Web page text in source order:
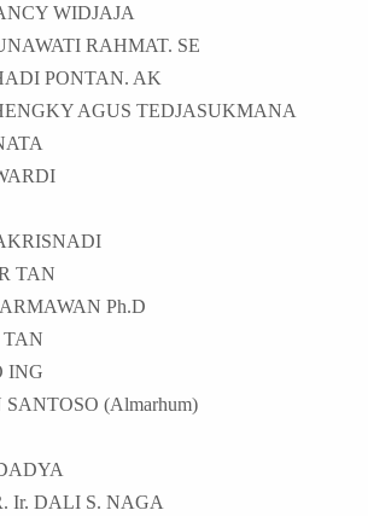
WIDJAJA
RAHMAT. SE
PONTAN. AK
AGUS TEDJASUKMANA
TAN
Ph.D
ING
(Almarhum)
Ir. DALI S. NAGA